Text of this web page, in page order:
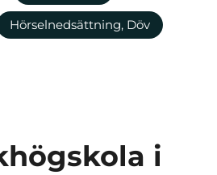
Hörselnedsättning, Döv
i